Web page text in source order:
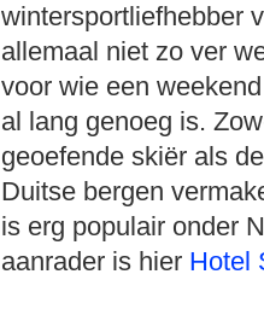
wintersportliefhebber
allemaal niet zo ver
voor wie een
al lang genoeg is.
geoefende skiër als
Duitse bergen
is erg populair onder
aanrader is hier Hotel